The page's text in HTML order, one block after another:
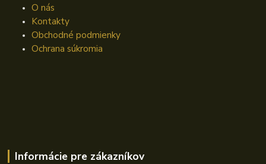
O nás
Kontakty
Obchodné podmienky
Ochrana súkromia
Informácie pre zákazníkov